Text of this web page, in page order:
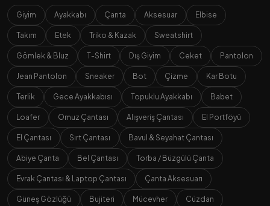
Giyim Ayakkabı Çanta Aksesuar Elbise
Takım Etek Triko & Kazak Sweatshirt
Gömlek & Bluz T-Shirt Dış Giyim Ceket Pantolon
Jean Pantolon Sneaker Bot Çizme Kar Botu
Terlik Gece Ayakkabısı Topuklu Ayakkabı Babet
Loafer Omuz Çantası Alışveriş Çantası El Portföyü
El Çantası Sırt Çantası Bavul & Seyahat Çantası
Abiye Çanta Bel Çantası Torba / Büzgülü Çanta
Evrak Çantası & Laptop Çantası Çanta Aksesuarı
Güneş Gözlüğü Bujiteri Mücevher Cüzdan